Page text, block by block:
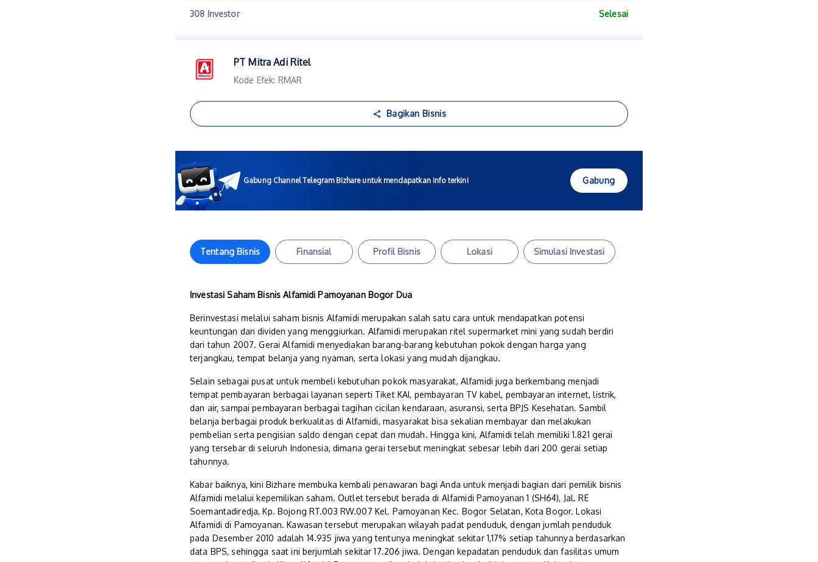
308 Investor Selesai
PT Mitra Adi Ritel
Kode Efek: RMAR
Bagikan Bisnis
Gabung Channel Telegram Bizhare untuk mendapatkan info terkini Gabung
Tentang Bisnis Finansial Profil Bisnis Lokasi Simulasi Investasi
Investasi Saham Bisnis Alfamidi Pamoyanan Bogor Dua
Berinvestasi melalui saham bisnis Alfamidi merupakan salah satu cara untuk mendapatkan potensi
keuntungan dan dividen yang menggiurkan. Alfamidi merupakan ritel supermarket mini yang sudah berdiri
dari tahun 2007. Gerai Alfamidi menyediakan barang-barang kebutuhan pokok dengan harga yang
terjangkau, tempat belanja yang nyaman, serta lokasi yang mudah dijangkau.
Selain sebagai pusat untuk membeli kebutuhan pokok masyarakat, Alfamidi juga berkembang menjadi
tempat pembayaran berbagai layanan seperti Tiket KAI, pembayaran TV kabel, pembayaran internet, listrik,
dan air, sampai pembayaran berbagai tagihan cicilan kendaraan, asuransi, serta BPJS Kesehatan. Sambil
belanja berbagai produk berkualitas di Alfamidi, masyarakat bisa sekalian membayar dan melakukan
pembelian serta pengisian saldo dengan cepat dan mudah. Hingga kini, Alfamidi telah memiliki 1.821 gerai
yang tersebar di seluruh Indonesia, dimana gerai tersebut meningkat sebesar lebih dari 200 gerai setiap
tahunnya.
Kabar baiknya, kini Bizhare membuka kembali penawaran bagi Anda untuk menjadi bagian dari pemilik bisnis
Alfamidi melalui kepemilikan saham. Outlet tersebut berada di Alfamidi Pamoyanan 1 (SH64), Jal. RE
Soemantadiredja, Kp. Bojong RT.003 RW.007 Kel. Pamoyanan Kec. Bogor Selatan, Kota Bogor. Lokasi
Alfamidi di Pamoyanan. Kawasan tersebut merupakan wilayah padat penduduk, dengan jumlah penduduk
pada Desember 2010 adalah 14.935 jiwa yang tentunya meningkat sekitar 1,17% setiap tahunnya berdasarkan
data BPS, sehingga saat ini berjumlah sekitar 17.206 jiwa. Dengan kepadatan penduduk dan fasilitas umum